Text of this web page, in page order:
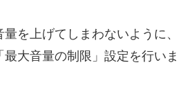
を上げてしまわないように、
大音量の制限」設定を行いま